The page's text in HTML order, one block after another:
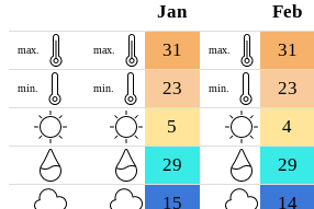
max.
min.
Jan
max. 31
min.
23
5
29
15
Feb
max. 31
min.
23
4
29
14